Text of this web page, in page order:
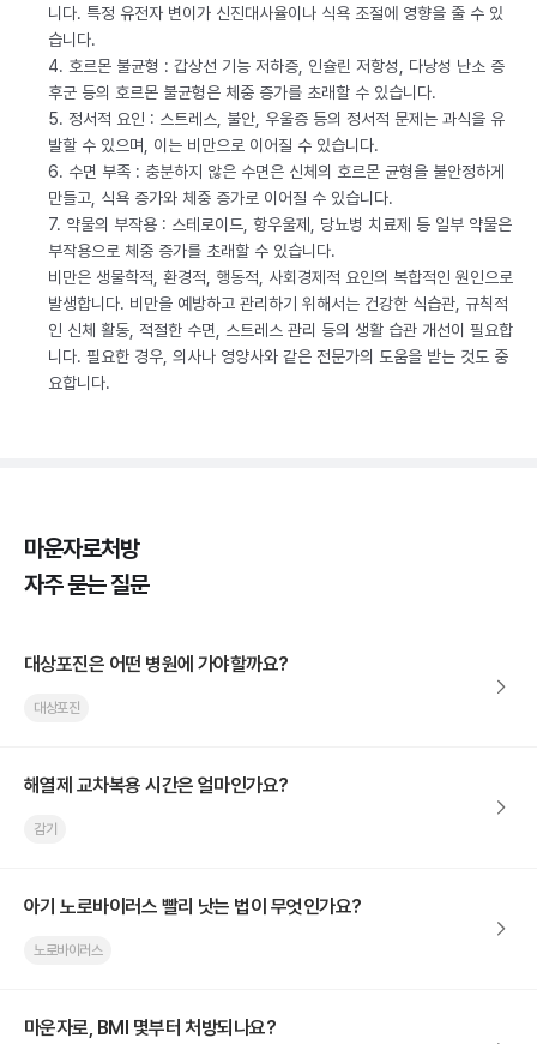
니다. 특정 유전자 변이가 신진대사율이나 식욕 조절에 영향을 줄 수 있
습니다.
4. 호르몬 불균형 : 갑상선 기능 저하증, 인슐린 저항성, 다낭성 난소 증
후군 등의 호르몬 불균형은 체중 증가를 초래할 수 있습니다.
5. 정서적 요인 : 스트레스, 불안, 우울증 등의 정서적 문제는 과식을 유
발할 수 있으며, 이는 비만으로 이어질 수 있습니다.
6. 수면 부족 : 충분하지 않은 수면은 신체의 호르몬 균형을 불안정하게
만들고, 식욕 증가와 체중 증가로 이어질 수 있습니다.
7. 약물의 부작용 : 스테로이드, 항우울제, 당뇨병 치료제 등 일부 약물은
부작용으로 체중 증가를 초래할 수 있습니다.
비만은 생물학적, 환경적, 행동적, 사회경제적 요인의 복합적인 원인으로
발생합니다. 비만을 예방하고 관리하기 위해서는 건강한 식습관, 규칙적
인 신체 활동, 적절한 수면, 스트레스 관리 등의 생활 습관 개선이 필요합
니다. 필요한 경우, 의사나 영양사와 같은 전문가의 도움을 받는 것도 중
요합니다.
마운자로처방
자주 묻는 질문
대상포진은 어떤 병원에 가야할까요?
대상포진
해열제 교차복용 시간은 얼마인가요?
감기
아기 노로바이러스 빨리 낫는 법이 무엇인가요?
노로바이러스
마운자로, BMI 몇부터 처방되나요?